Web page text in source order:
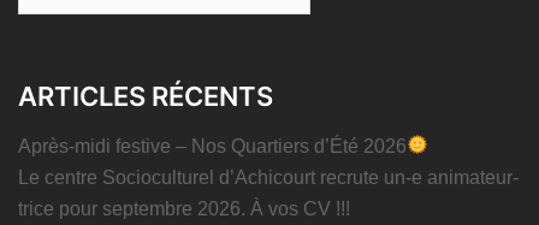
ARTICLES RÉCENTS
Après-midi festive – Nos Quartiers d’Été 2026
Le centre Socioculturel d’Achicourt recrute un-e animateur-
trice pour septembre 2026. À vos CV !!!